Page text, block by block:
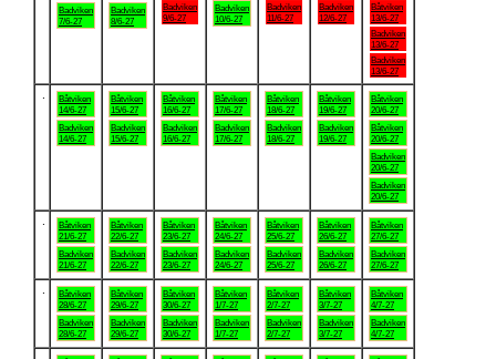
Badviken
7/6-27
Badviken
8/6-27
Badviken
9/6-27
Badviken
10/6-27
Badviken
11/6-27
Badviken
12/6-27
Båtviken
13/6-27
Badviken
13/6-27
Badviken
13/6-27
Båtviken
14/6-27
Badviken
14/6-27
Båtviken
15/6-27
Badviken
15/6-27
Båtviken
16/6-27
Badviken
16/6-27
Båtviken
17/6-27
Badviken
17/6-27
Båtviken
18/6-27
Badviken
18/6-27
Båtviken
19/6-27
Badviken
19/6-27
Båtviken
20/6-27
Båtviken
20/6-27
Badviken
20/6-27
Badviken
20/6-27
Båtviken
21/6-27
Badviken
21/6-27
Båtviken
22/6-27
Badviken
22/6-27
Båtviken
23/6-27
Badviken
23/6-27
Båtviken
24/6-27
Badviken
24/6-27
Båtviken
25/6-27
Badviken
25/6-27
Båtviken
26/6-27
Badviken
26/6-27
Båtviken
27/6-27
Badviken
27/6-27
Båtviken
28/6-27
Badviken
28/6-27
Båtviken
29/6-27
Badviken
29/6-27
Båtviken
30/6-27
Badviken
30/6-27
Båtviken
1/7-27
Badviken
1/7-27
Båtviken
2/7-27
Badviken
2/7-27
Båtviken
3/7-27
Badviken
3/7-27
Båtviken
4/7-27
Badviken
4/7-27